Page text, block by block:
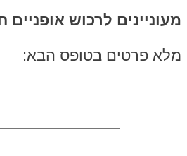
מעוניינים לרכוש
מלא פרטים בטופס הבא: